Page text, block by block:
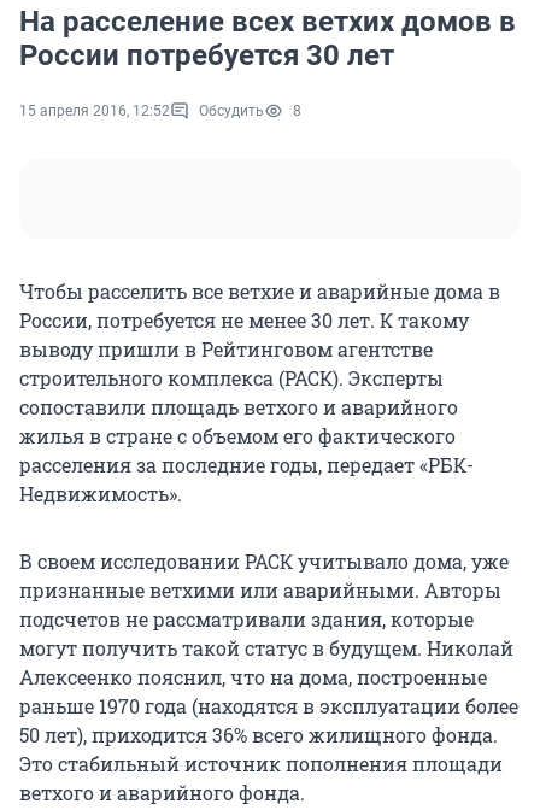
На расселение всех ветхих домов в
России потребуется 30 лет
15 апреля 2016, 12:52 Обсудить 8
Чтобы расселить все ветхие и аварийные дома в
России, потребуется не менее 30 лет. К такому
выводу пришли в Рейтинговом агентстве
строительного комплекса (РАСК). Эксперты
сопоставили площадь ветхого и аварийного
жилья в стране с объемом его фактического
расселения за последние годы, передает «РБК-
Недвижимость».
В своем исследовании РАСК учитывало дома, уже
признанные ветхими или аварийными. Авторы
подсчетов не рассматривали здания, которые
могут получить такой статус в будущем. Николай
Алексеенко пояснил, что на дома, построенные
раньше 1970 года (находятся в эксплуатации более
50 лет), приходится 36% всего жилищного фонда.
Это стабильный источник пополнения площади
ветхого и аварийного фонда.